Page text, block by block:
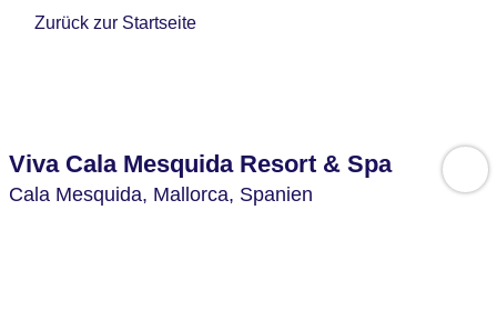
Zurück zur Startseite
Viva Cala Mesquida Resort & Spa
Cala Mesquida, Mallorca, Spanien